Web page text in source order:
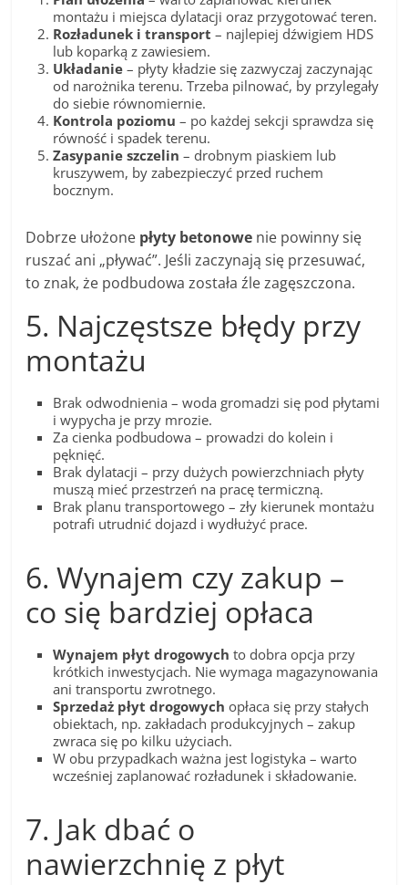
montażu i miejsca dylatacji oraz przygotować teren.
Rozładunek i transport – najlepiej dźwigiem HDS
lub koparką z zawiesiem.
Układanie – płyty kładzie się zazwyczaj zaczynając
od narożnika terenu. Trzeba pilnować, by przylegały
do siebie równomiernie.
Kontrola poziomu – po każdej sekcji sprawdza się
równość i spadek terenu.
Zasypanie szczelin – drobnym piaskiem lub
kruszywem, by zabezpieczyć przed ruchem
bocznym.
Dobrze ułożone płyty betonowe nie powinny się
ruszać ani „pływać”. Jeśli zaczynają się przesuwać,
to znak, że podbudowa została źle zagęszczona.
5. Najczęstsze błędy przy
montażu
Brak odwodnienia – woda gromadzi się pod płytami
i wypycha je przy mrozie.
Za cienka podbudowa – prowadzi do kolein i
pęknięć.
Brak dylatacji – przy dużych powierzchniach płyty
muszą mieć przestrzeń na pracę termiczną.
Brak planu transportowego – zły kierunek montażu
potrafi utrudnić dojazd i wydłużyć prace.
6. Wynajem czy zakup –
co się bardziej opłaca
Wynajem płyt drogowych to dobra opcja przy
krótkich inwestycjach. Nie wymaga magazynowania
ani transportu zwrotnego.
Sprzedaż płyt drogowych opłaca się przy stałych
obiektach, np. zakładach produkcyjnych – zakup
zwraca się po kilku użyciach.
W obu przypadkach ważna jest logistyka – warto
wcześniej zaplanować rozładunek i składowanie.
7. Jak dbać o
nawierzchnię z płyt